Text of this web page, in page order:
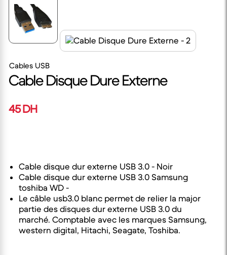
Cables USB
Cable Disque Dure Externe
45 DH
Cable disque dur externe USB 3.0 - Noir
Cable disque dur externe USB 3.0 Samsung
toshiba WD -
Le câble usb3.0 blanc permet de relier la major
partie des disques dur externe USB 3.0 du
marché. Comptable avec les marques Samsung,
western digital, Hitachi, Seagate, Toshiba.